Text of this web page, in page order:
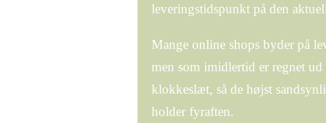
leveringstidspunkt på den
Mange online shops byder på
men som imidlertid er regnet
klokkeslæt, så de højst
holder fyraften.